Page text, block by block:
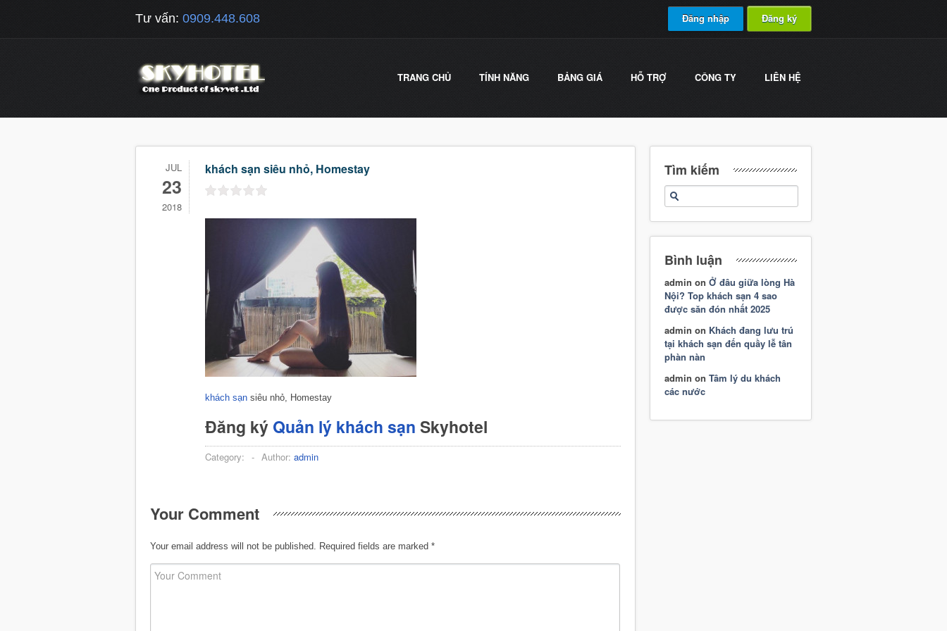
Tư vấn: 0909.448.608 Đăng nhập Đăng ký
TRANG CHỦ TÍNH NĂNG BẢNG GIÁ HỖ TRỢ CÔNG TY LIÊN HỆ
JUL
23
2018
khách sạn siêu nhỏ, Homestay
khách sạn siêu nhỏ, Homestay
Đăng ký Quản lý khách sạn Skyhotel
Category: - Author: admin
Your Comment
Your email address will not be published. Required fields are marked *
Tìm kiếm
Bình luận
admin on Ở đâu giữa lòng Hà
Nội? Top khách sạn 4 sao
được săn đón nhất 2025
admin on Khách đang lưu trú
tại khách sạn đến quầy lễ tân
phàn nàn
admin on Tâm lý du khách
các nước